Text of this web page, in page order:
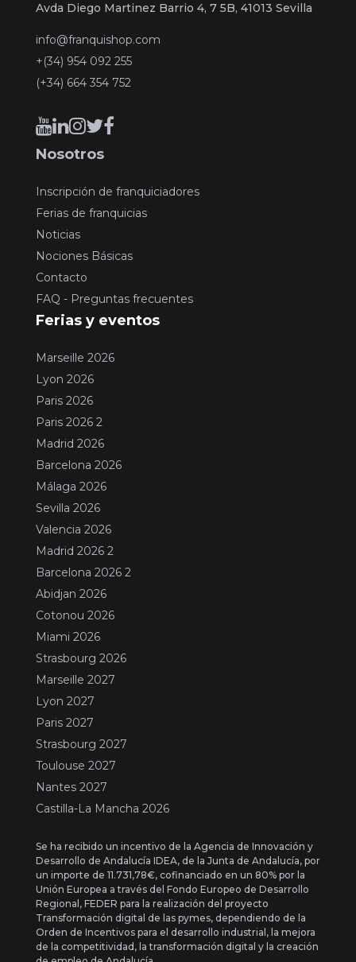
Avda Diego Martinez Barrio 4, 7 5B, 41013 Sevilla
info@franquishop.com
+(34) 954 092 255
(+34) 664 354 752
Nosotros
Inscripción de franquiciadores
Ferias de franquicias
Noticias
Nociones Básicas
Contacto
FAQ - Preguntas frecuentes
Ferias y eventos
Marseille 2026
Lyon 2026
Paris 2026
Paris 2026 2
Madrid 2026
Barcelona 2026
Málaga 2026
Sevilla 2026
Valencia 2026
Madrid 2026 2
Barcelona 2026 2
Abidjan 2026
Cotonou 2026
Miami 2026
Strasbourg 2026
Marseille 2027
Lyon 2027
Paris 2027
Strasbourg 2027
Toulouse 2027
Nantes 2027
Castilla-La Mancha 2026
Se ha recibido un incentivo de la Agencia de Innovación y
Desarrollo de Andalucía IDEA, de la Junta de Andalucía, por
un importe de 11.731,78€, cofinanciado en un 80% por la
Unión Europea a través del Fondo Europeo de Desarrollo
Regional, FEDER para la realización del proyecto
Transformación digital de las pymes, dependiendo de la
Orden de Incentivos para el desarrollo industrial, la mejora
de la competitividad, la transformación digital y la creación